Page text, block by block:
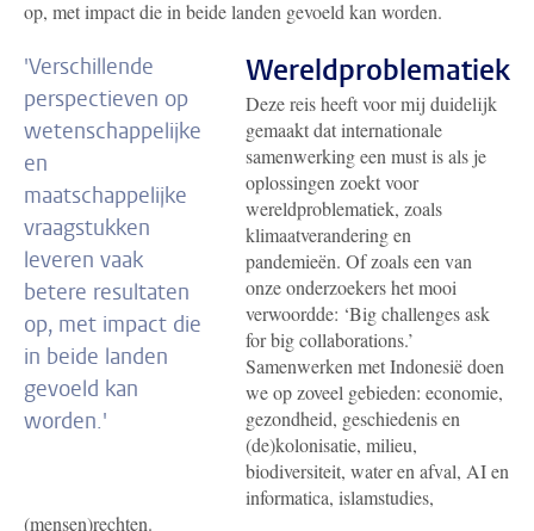
op, met impact die in beide landen gevoeld kan worden.
'Verschillende
perspectieven op
wetenschappelijke
en
maatschappelijke
vraagstukken
leveren vaak
betere resultaten
op, met impact die
in beide landen
gevoeld kan
worden.'
Wereldproblematiek
Deze reis heeft voor mij duidelijk
gemaakt dat internationale
samenwerking een must is als je
oplossingen zoekt voor
wereldproblematiek, zoals
klimaatverandering en
pandemieën. Of zoals een van
onze onderzoekers het mooi
verwoordde: ‘Big challenges ask
for big collaborations.’
Samenwerken met Indonesië doen
we op zoveel gebieden: economie,
gezondheid, geschiedenis en
(de)kolonisatie, milieu,
biodiversiteit, water en afval, AI en
informatica, islamstudies,
(mensen)rechten.